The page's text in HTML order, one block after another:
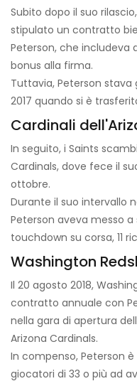
Subito dopo il suo
stipulato un contratto
Peterson, che includeva
bonus alla firma.
Tuttavia, Peterson
2017 quando si è
Cardinali
In seguito, i Saints
Cardinals, dove fece il
ottobre.
Durante il suo intervallo
Peterson aveva messo
touchdown su corsa, 11
Washington
Il 20 agosto 2018,
contratto annuale con
nella gara di apertura
Arizona Cardinals.
In compenso, Peterson
giocatori di 33 o più ad